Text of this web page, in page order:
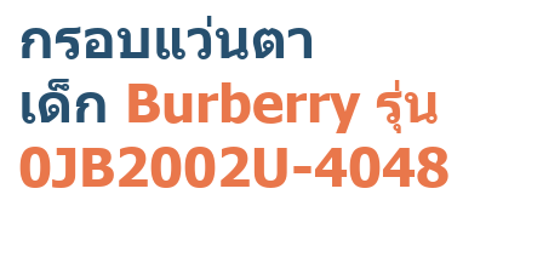
กรอบแว่นตา
เด็ก Burberry รุ่น
0JB2002U-4048